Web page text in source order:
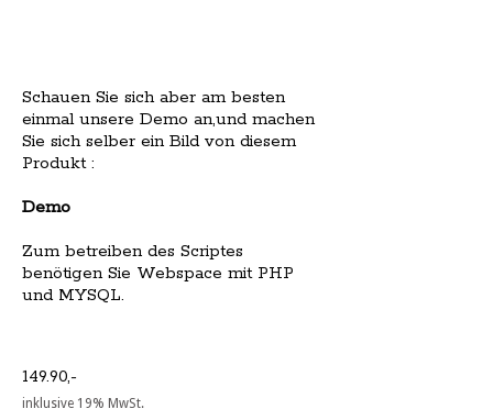
Schauen Sie sich aber am besten
einmal unsere Demo an,und machen
Sie sich selber ein Bild von diesem
Produkt :
Demo
Zum betreiben des Scriptes
benötigen Sie Webspace mit PHP
und MYSQL.
149.90,-
inklusive 19% MwSt.